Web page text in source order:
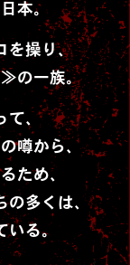
本。
を操り、
≫の一族。
て、
噂から、
ため、
の多くは、
る。